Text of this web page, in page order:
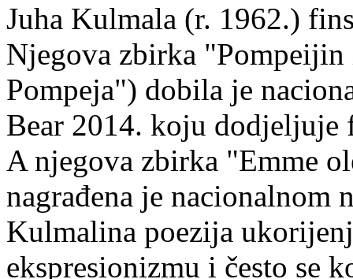
Juha Kulmala (r. 1962.)
Njegova zbirka
Pompeja") dobila je
Bear 2014. koju
A njegova zbirka "Emme
nagrađena je nacionalnom
Kulmalina poezija
ekspresionizmu i često se